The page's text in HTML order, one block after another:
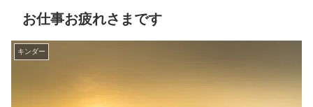
お仕事お疲れさまです
キンダー